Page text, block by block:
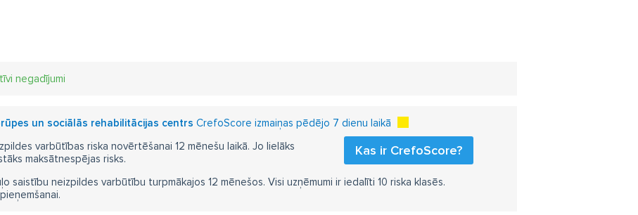
negadījumi
un sociālās rehabilitācijas centrs CrefoScore izmaiņas pēdējo 7 dienu laikā
Kas ir CrefoScore?
varbūtības riska novērtēšanai 12 mēnešu laikā. Jo lielāks
maksātnespējas risks.
saistību neizpildes varbūtību turpmākajos 12 mēnešos. Visi uzņēmumi ir iedalīti 10 riska klasēs.